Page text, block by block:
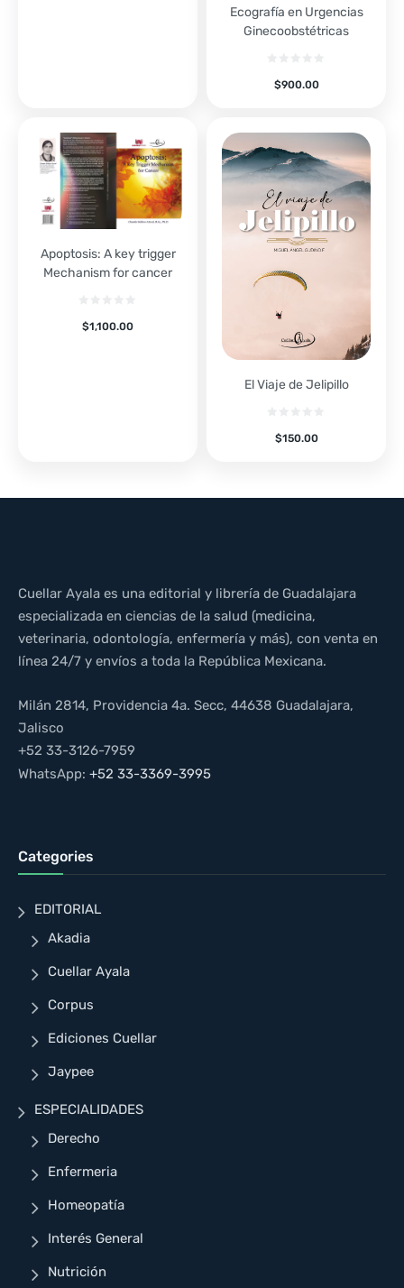
Ecografía en Urgencias
Ginecoobstétricas
$900.00
Apoptosis: A key trigger
Mechanism for cancer
$1,100.00
El Viaje de Jelipillo
$150.00
Cuellar Ayala es una editorial y librería de Guadalajara
especializada en ciencias de la salud (medicina,
veterinaria, odontología, enfermería y más), con venta en
línea 24/7 y envíos a toda la República Mexicana.
Milán 2814, Providencia 4a. Secc, 44638 Guadalajara,
Jalisco
+52 33-3126-7959
WhatsApp: +52 33-3369-3995
Categories
EDITORIAL
Akadia
Cuellar Ayala
Corpus
Ediciones Cuellar
Jaypee
ESPECIALIDADES
Derecho
Enfermeria
Homeopatía
Interés General
Nutrición